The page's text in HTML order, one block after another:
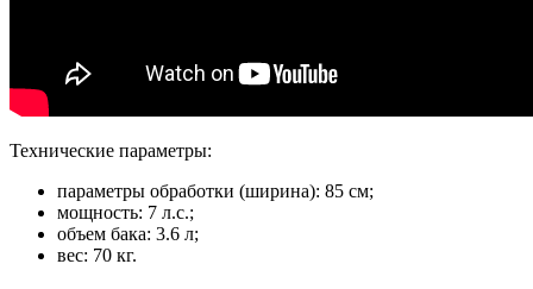
Технические параметры:
параметры обработки (ширина): 85 см;
мощность: 7 л.с.;
объем бака: 3.6 л;
вес: 70 кг.